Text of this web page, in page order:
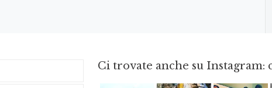
Ci trovate anche su Instagram: